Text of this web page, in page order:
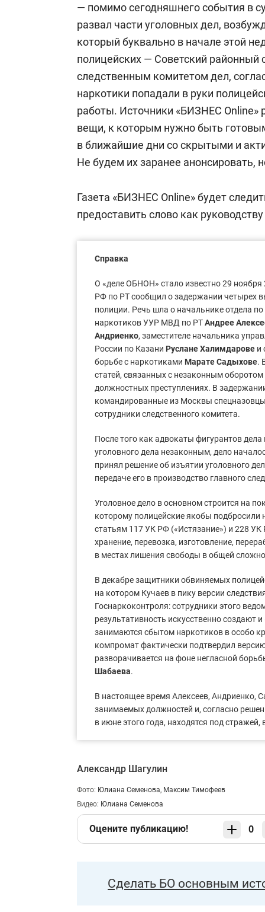
— помимо сегодняшнего события в
развал части уголовных дел,
который буквально в начале этой
полицейских — Советский районный
следственным комитетом дел,
наркотики попадали в руки
работы. Источники «БИЗНЕС
вещи, к которым нужно быть
в ближайшие дни со скрытыми и
Не будем их заранее анонсировать,
Газета «БИЗНЕС Online» будет
предоставить слово как
Справка
О «деле ОБНОН» стало известно 29 ноября
РФ по РТ сообщил о задержании четырех
полиции. Речь шла о начальнике отдела
наркотиков УУР МВД по РТАндрее
Андриенко, заместителе начальника
России по Казани Руслане Халимдарове и
борьбе с наркотиками Марате Садыхове.
статей, связанных с незаконным
должностных преступлениях. В
командированные из Москвы
сотрудники следственного комитета.
После того как адвокаты фигурантов
уголовного дела незаконным, дело
принял решение об изъятии уголовного
передаче его в производство главного
Уголовное дело в основном строится на
которому полицейские якобы
статьям 117 УК РФ («Истязание») и 228
хранение, перевозка, изготовление,
в местах лишения свободы в общей
В декабре защитники обвиняемых
на котором Кучаев в пику версии
Госнаркоконтроля: сотрудники этого
результативность искусственно создают
занимаются сбытом наркотиков в особо
компромат фактически подтвердил
разворачивается на фоне негласной
Шабаева.
В настоящее время Алексеев, Андриенко,
занимаемых должностей и, согласно
в июне этого года, находятся под
Александр Шагулин
Фото: Юлиана Семенова, Максим Тимофеев
Видео: Юлиана Семенова
Оцените публикацию! 0
Сделать БО основным